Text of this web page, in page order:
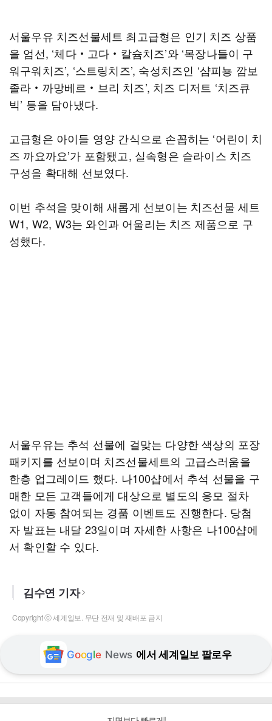
서울우유 치즈선물세트 최고급형은 인기 치즈 상품
을 엄선, ‘체다‧고다‧칼슘치즈’와 ‘목장나들이 구
워구워치즈’, ‘스트링치즈’, 숙성치즈인 ‘샴피뇽 깜보
졸라‧까망베르‧브리 치즈’, 치즈 디저트 ‘치즈큐
빅’ 등을 담아냈다.
고급형은 아이들 영양 간식으로 손꼽히는 ‘어린이 치
즈 까요까요’가 포함됐고, 실속형은 슬라이스 치즈
구성을 확대해 선보였다.
이번 추석을 맞이해 새롭게 선보이는 치즈선물 세트
W1, W2, W3는 와인과 어울리는 치즈 제품으로 구
성했다.
서울우유는 추석 선물에 걸맞는 다양한 색상의 포장
패키지를 선보이며 치즈선물세트의 고급스러움을
한층 업그레이드 했다. 나100샵에서 추석 선물을 구
매한 모든 고객들에게 대상으로 별도의 응모 절차
없이 자동 참여되는 경품 이벤트도 진행한다. 당첨
자 발표는 내달 23일이며 자세한 사항은 나100샵에
서 확인할 수 있다.
김수연 기자
Copyright ⓒ 세계일보. 무단 전재 및 재배포 금지
Google News 에서 세계일보 팔로우